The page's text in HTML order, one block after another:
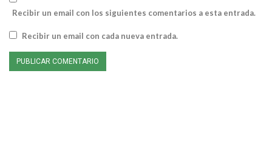
Recibir un email con los siguientes comentarios a esta entrada.
Recibir un email con cada nueva entrada.